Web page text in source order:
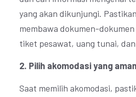
yang akan dikunjungi.
membawa dokumen-
tiket pesawat, uang tunai,
2. Pilih akomodasi yang aman
Saat memilih akomodasi,